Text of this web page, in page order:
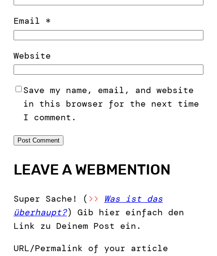
Email *
Website
Save my name, email, and website
in this browser for the next time
I comment.
LEAVE A WEBMENTION
Super Sache! ( >>
Was ist das
überhaupt?) Gib hier einfach den
Link zu Deinem Post ein.
URL/Permalink of your article